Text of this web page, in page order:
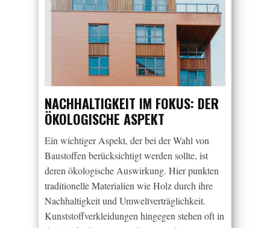
NACHHALTIGKEIT IM FOKUS: DER
ÖKOLOGISCHE ASPEKT
Ein wichtiger Aspekt, der bei der Wahl von
Baustoffen berücksichtigt werden sollte, ist
deren ökologische Auswirkung. Hier punkten
traditionelle Materialien wie Holz durch ihre
Nachhaltigkeit und Umweltverträglichkeit.
Kunststoffverkleidungen hingegen stehen oft in